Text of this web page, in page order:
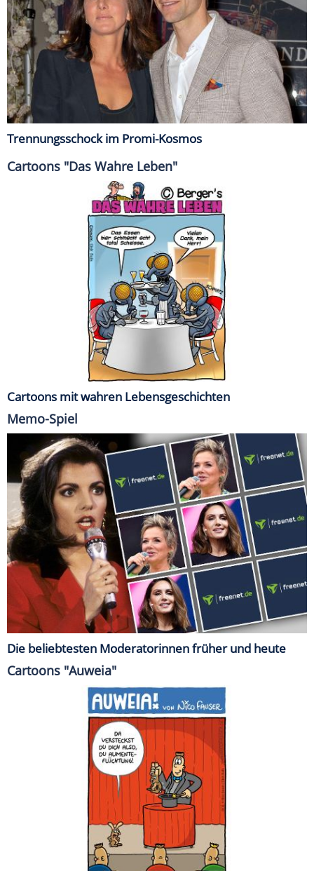
Trennungsschock im Promi-Kosmos
Cartoons "Das Wahre Leben"
Cartoons mit wahren Lebensgeschichten
Memo-Spiel
Die beliebtesten Moderatorinnen früher und heute
Cartoons "Auweia"